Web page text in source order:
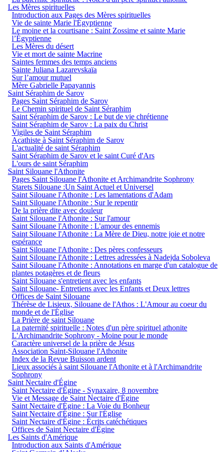
Les Mères spirituelles
Introduction aux Pages des Mères spirituelles
Vie de sainte Marie l'Égyptienne
Le moine et la courtisane : Saint Zossime et sainte Marie
l’Égyptienne
Les Mères du désert
Vie et mort de sainte Macrine
Saintes femmes des temps anciens
Sainte Juliana Lazarevskaïa
Sur l’amour mutuel
Mère Gabrielle Papayannis
Saint Séraphim de Sarov
Pages Saint Séraphim de Sarov
Le Chemin spirituel de Saint Séraphim
Saint Séraphim de Sarov : Le but de vie chrétienne
Saint Séraphim de Sarov : La paix du Christ
Vigiles de Saint Séraphim
Acathiste à Saint Séraphim de Sarov
L'actualité de saint Séraphim
Saint Séraphim de Sarov et le saint Curé d'Ars
L'ours de saint Séraphim
Saint Silouane l'Athonite
Pages Saint Silouane l'Athonite et Archimandrite Sophrony
Starets Silouane :Un Saint Actuel et Universel
Saint Silouane l'Athonite : Les lamentations d'Adam
Saint Silouane l'Athonite : Sur le repentir
De la prière dite avec douleur
Saint Silouane l'Athonite : Sur l'amour
Saint Silouane l'Athonite : L'amour des ennemis
Saint Silouane l'Athonite : La Mère de Dieu, notre joie et notre
espérance
Saint Silouane l'Athonite : Des pères confesseurs
Saint Silouane l'Athonite : Lettres adressées à Nadejda Soboleva
Saint Silouane l'Athonite : Annotations en marge d'un catalogue de
plantes potagères et de fleurs
Saint Silouane s'entretient avec les enfants
Saint Silouane- Entretiens avec les Enfants et Deux lettres
Offices de Saint Silouane
Thérèse de Lisieux, Silouane de l'Athos : L'Amour au coeur du
monde et de l'Église
La Prière de saint Silouane
La paternité spirituelle : Notes d'un père spirituel athonite
L'Archimandrite Sophrony - Moine pour le monde
Caractère universel de la prière de Jésus
Association Saint-Silouane l'Athonite
Index de la Revue Buisson ardent
Lieux associés à saint Silouane l'Athonite et à l'Archimandrite
Sophrony
Saint Nectaire d'Égine
Saint Nectaire d'Égine - Synaxaire, 8 novembre
Vie et Message de Saint Nectaire d'Égine
Saint Nectaire d'Égine : La Voie du Bonheur
Saint Nectaire d'Égine : Sur l'Église
Saint Nectaire d'Égine : Écrits catéchétiques
Offices de Saint Nectaire d'Égine
Les Saints d'Amérique
Introduction aux Saints d'Amérique